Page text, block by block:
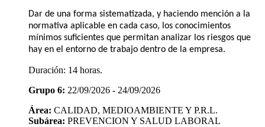
Dar de una forma sistematizada, y haciendo mención a la
normativa aplicable en cada caso, los conocimientos
mínimos suficientes que permitan analizar los riesgos que
hay en el entorno de trabajo dentro de la empresa.
Duración: 14 horas.
Grupo 6: 22/09/2026 - 24/09/2026
Área: CALIDAD, MEDIOAMBIENTE Y P.R.L.
Subárea: PREVENCION Y SALUD LABORAL